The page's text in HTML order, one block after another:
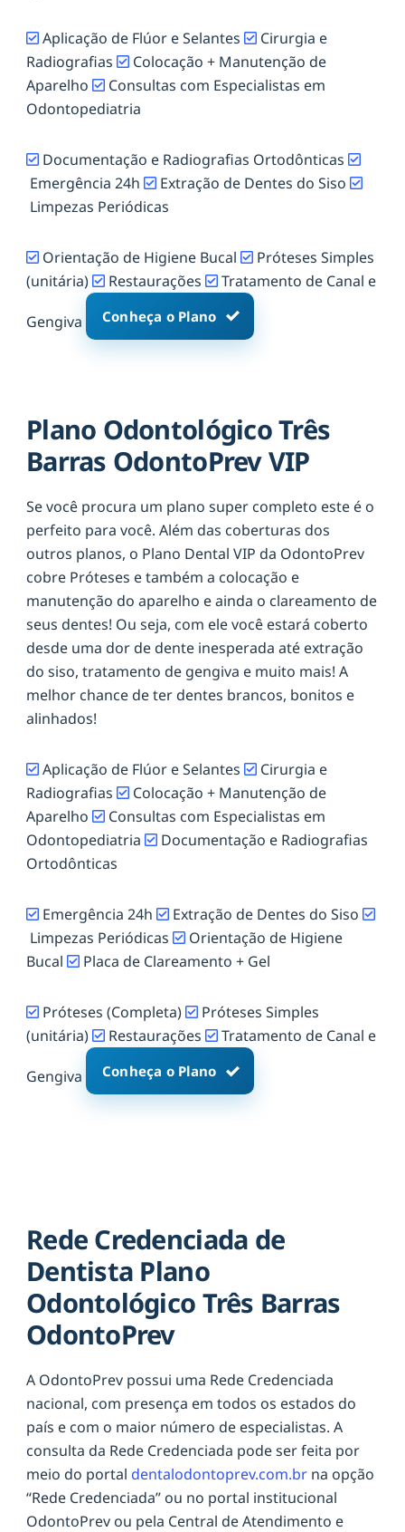
Aplicação de Flúor e Selantes
Cirurgia e
Radiografias
Colocação + Manutenção de
Aparelho
Consultas com Especialistas em
Odontopediatria
Documentação e Radiografias Ortodônticas
Emergência 24h
Extração de Dentes do Siso
Limpezas Periódicas
Orientação de Higiene Bucal
Próteses Simples
(unitária)
Restaurações Tratamento de Canal e
Gengiva Conheça o Plano
Plano Odontológico Três
Barras OdontoPrev VIP
Se você procura um plano super completo este é o
perfeito para você. Além das coberturas dos
outros planos, o Plano Dental VIP da OdontoPrev
cobre Próteses e também a colocação e
manutenção do aparelho e ainda o clareamento de
seus dentes! Ou seja, com ele você estará coberto
desde uma dor de dente inesperada até extração
do siso, tratamento de gengiva e muito mais! A
melhor chance de ter dentes brancos, bonitos e
alinhados!
Aplicação de Flúor e Selantes
Cirurgia e
Radiografias
Colocação + Manutenção de
Aparelho
Consultas com Especialistas em
Odontopediatria
Documentação e Radiografias
Ortodônticas
Emergência 24h
Extração de Dentes do Siso
Limpezas Periódicas
Orientação de Higiene
Bucal
Placa de Clareamento + Gel
Próteses (Completa)
Próteses Simples
(unitária)
Restaurações Tratamento de Canal e
Gengiva Conheça o Plano
Rede Credenciada de
Dentista Plano
Odontológico Três Barras
OdontoPrev
A OdontoPrev possui uma Rede Credenciada
nacional, com presença em todos os estados do
país e com o maior número de especialistas. A
consulta da Rede Credenciada pode ser feita por
meio do portal dentalodontoprev.com.br na opção
“Rede Credenciada” ou no portal institucional
OdontoPrev ou pela Central de Atendimento e